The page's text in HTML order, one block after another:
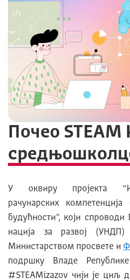
Почео
У оквиру пројекта
рачунарских
будућности”, који
нација за развој (УНДП)
Министарством просвете и
подршку Владе
#STEAMizazov чији је циљ